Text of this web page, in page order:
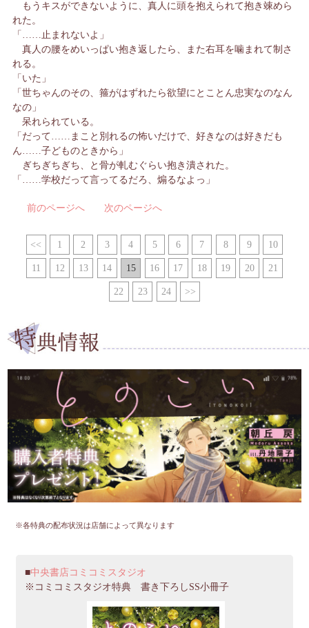
もうキスができないように、真人に頭を抱えられて抱き竦めら
れた。
「……止まれないよ」
真人の腰をめいっぱい抱き返したら、また右耳を噛まれて制さ
れる。
「いた」
「世ちゃんのその、箍がはずれたら欲望にとことん忠実なのなん
なの」
呆れられている。
「だって……まこと別れるの怖いだけで、好きなのは好きだも
ん……子どものときから」
ぎちぎちぎち、と骨が軋むぐらい抱き潰された。
「……学校だって言ってるだろ、煽るなよっ」
前のページへ 次のページへ
<< 1 2 3 4 5 6 7 8 9 10
11 12 13 14 15 16 17 18 19 20 21
22 23 24 >>
※各特典の配布状況は店舗によって異なります
中央書店コミコミスタジオ
※コミコミスタジオ特典 書き下ろしSS小冊子